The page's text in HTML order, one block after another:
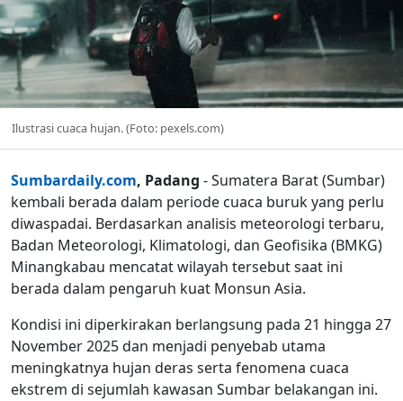
Ilustrasi cuaca hujan. (Foto: pexels.com)
Sumbardaily.com, Padang - Sumatera Barat (Sumbar)
kembali berada dalam periode cuaca buruk yang perlu
diwaspadai. Berdasarkan analisis meteorologi terbaru,
Badan Meteorologi, Klimatologi, dan Geofisika (BMKG)
Minangkabau mencatat wilayah tersebut saat ini
berada dalam pengaruh kuat Monsun Asia.
Kondisi ini diperkirakan berlangsung pada 21 hingga 27
November 2025 dan menjadi penyebab utama
meningkatnya hujan deras serta fenomena cuaca
ekstrem di sejumlah kawasan Sumbar belakangan ini.